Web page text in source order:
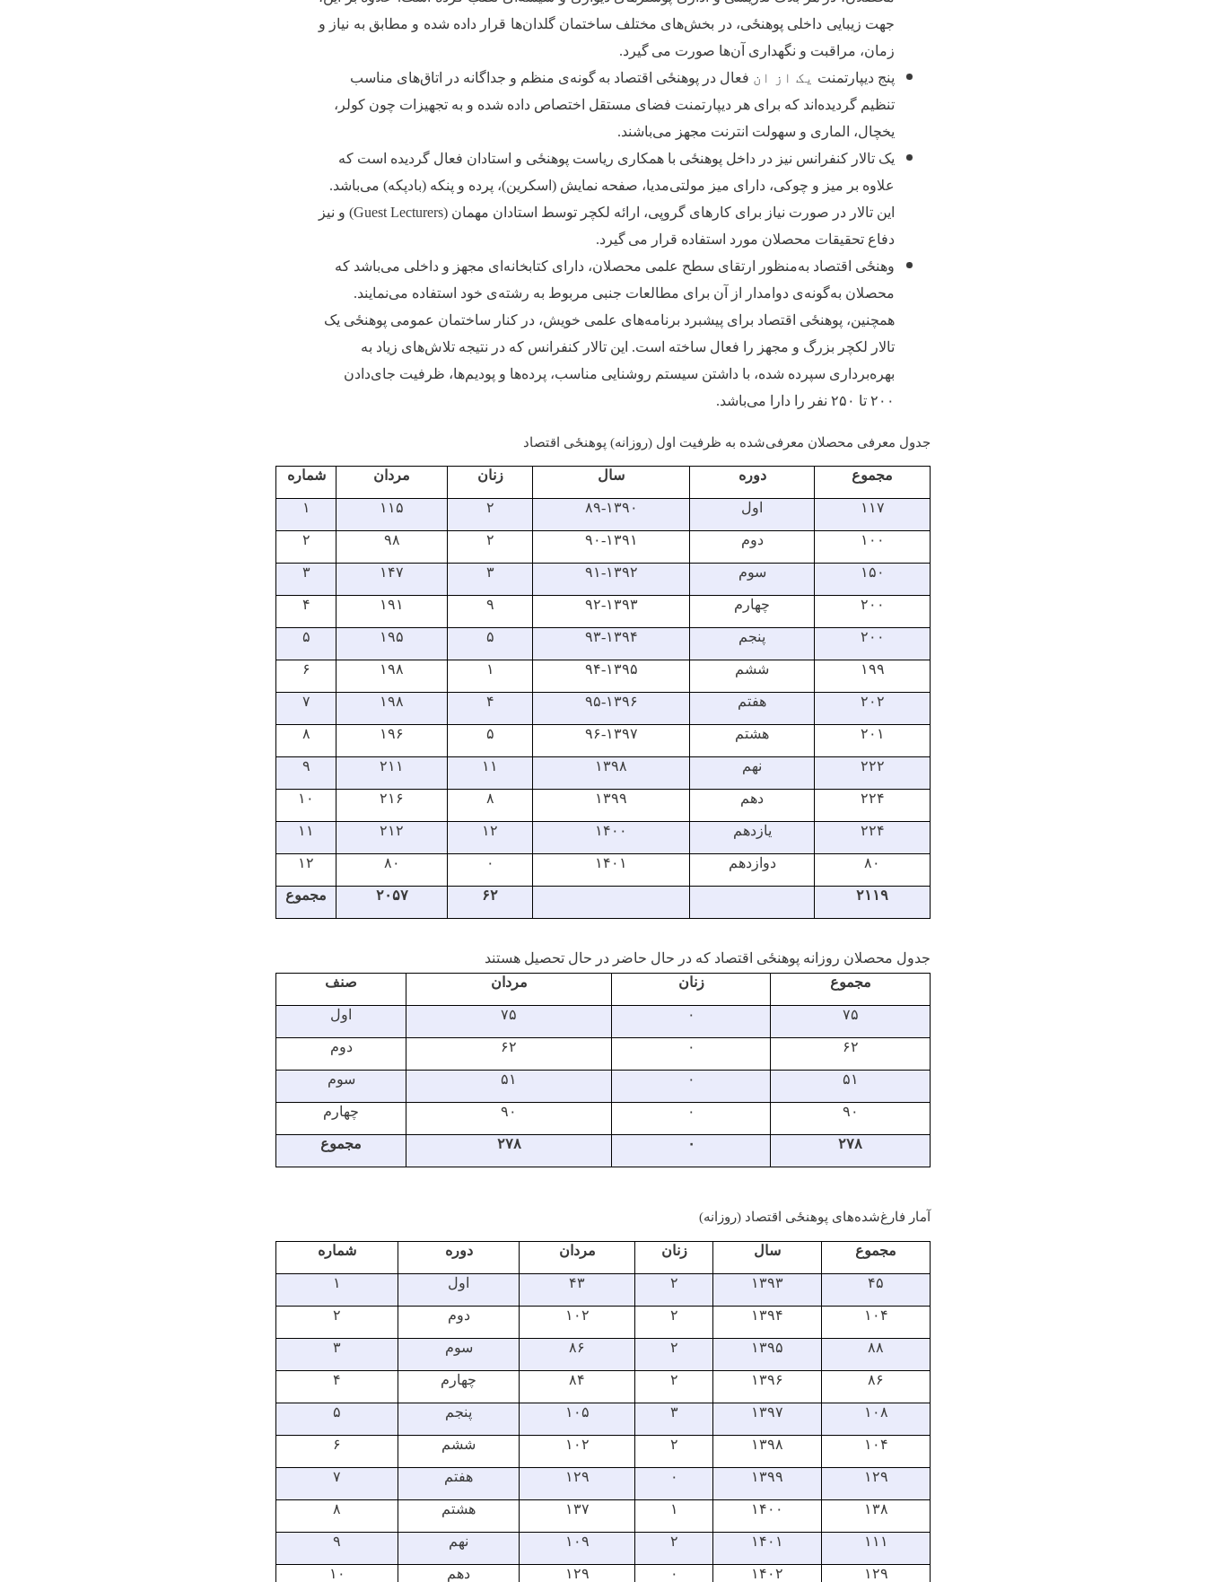
جهت زیبایی داخلی پوهنځی، در بخش‌های مختلف ساختمان گلدان‌ها قرار داده شده و مطابق به نیاز و
زمان، مراقبت و نگهداری آن‌ها صورت می ‌گیرد.
پنج دیپارتمنت یک از ان فعال در پوهنځی اقتصاد به ‌گونه‌ی منظم و جداگانه در اتاق‌های مناسب
تنظیم گردیده‌اند که برای هر دیپارتمنت فضای مستقل اختصاص داده شده و به تجهیزات چون کولر،
یخچال، الماری و سهولت انترنت مجهز می‌باشند.
یک تالار کنفرانس نیز در داخل پوهنځی با همکاری ریاست پوهنځی و استادان فعال گردیده است که
علاوه بر میز و چوکی، دارای میز مولتی‌مدیا، صفحه نمایش (اسکرین)، پرده و پنکه (بادپکه) می‌باشد.
این تالار در صورت نیاز برای کارهای گروپی، ارائه لکچر توسط استادان مهمان (Guest Lecturers) و نیز
دفاع تحقیقات محصلان مورد استفاده قرار می ‌گیرد.
وهنځی اقتصاد به‌منظور ارتقای سطح علمی محصلان، دارای کتابخانه‌ای مجهز و داخلی می‌باشد که
محصلان به‌گونه‌ی دوامدار از آن برای مطالعات جنبی مربوط به رشته‌ی خود استفاده می‌نمایند.
همچنین، پوهنځی اقتصاد برای پیشبرد برنامه‌های علمی خویش، در کنار ساختمان عمومی پوهنځی یک
تالار لکچر بزرگ و مجهز را فعال ساخته است. این تالار کنفرانس که در نتیجه تلاش‌های زیاد به
بهره‌برداری سپرده شده، با داشتن سیستم روشنایی مناسب، پرده‌ها و پودیم‌ها، ظرفیت جای‌دادن
۲۰۰ تا ۲۵۰ نفر را دارا می‌باشد.
جدول معرفی محصلان معرفی‌شده به ظرفیت اول (روزانه) پوهنځی اقتصاد
مجموع دوره سال زنان مردان شماره
۱۱۷ اول ۸۹-۱۳۹۰ ۲ ۱۱۵ ۱
۱۰۰ دوم ۹۰-۱۳۹۱ ۲ ۹۸ ۲
۱۵۰ سوم ۹۱-۱۳۹۲ ۳ ۱۴۷ ۳
۲۰۰ چهارم ۹۲-۱۳۹۳ ۹ ۱۹۱ ۴
۲۰۰ پنجم ۹۳-۱۳۹۴ ۵ ۱۹۵ ۵
۱۹۹ ششم ۹۴-۱۳۹۵ ۱ ۱۹۸ ۶
۲۰۲ هفتم ۹۵-۱۳۹۶ ۴ ۱۹۸ ۷
۲۰۱ هشتم ۹۶-۱۳۹۷ ۵ ۱۹۶ ۸
۲۲۲ نهم ۱۳۹۸ ۱۱ ۲۱۱ ۹
۲۲۴ دهم ۱۳۹۹ ۸ ۲۱۶ ۱۰
۲۲۴ یازدهم ۱۴۰۰ ۱۲ ۲۱۲ ۱۱
۸۰ دوازدهم ۱۴۰۱ ۰ ۸۰ ۱۲
۲۱۱۹ ۶۲ ۲۰۵۷ مجموع
جدول محصلان روزانه پوهنځی اقتصاد که در حال حاضر در حال تحصیل هستند
مجموع
زنان مردان صنف
۷۵ ۰ ۷۵ اول
۶۲ ۰ ۶۲ دوم
۵۱ ۰ ۵۱ سوم
۹۰ ۰ ۹۰ چهارم
۲۷۸ ۰ ۲۷۸ مجموع
آمار فارغ‌شده‌های پوهنځی اقتصاد (روزانه)
مجموع سال زنان مردان دوره شماره
۴۵ ۱۳۹۳ ۲ ۴۳ اول ۱
۱۰۴ ۱۳۹۴ ۲ ۱۰۲ دوم ۲
۸۸ ۱۳۹۵ ۲ ۸۶ سوم ۳
۸۶ ۱۳۹۶ ۲ ۸۴ چهارم ۴
۱۰۸ ۱۳۹۷ ۳ ۱۰۵ پنجم ۵
۱۰۴ ۱۳۹۸ ۲ ۱۰۲ ششم ۶
۱۲۹ ۱۳۹۹ ۰ ۱۲۹ هفتم ۷
۱۳۸ ۱۴۰۰ ۱ ۱۳۷ هشتم ۸
۱۱۱ ۱۴۰۱ ۲ ۱۰۹ نهم ۹
۱۲۹ ۱۴۰۲ ۰ ۱۲۹ دهم ۱۰